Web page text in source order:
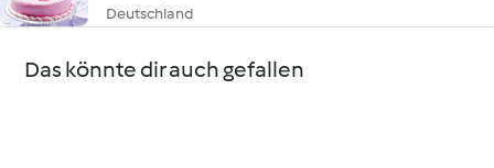
Deutschland
Das könnte dir auch gefallen